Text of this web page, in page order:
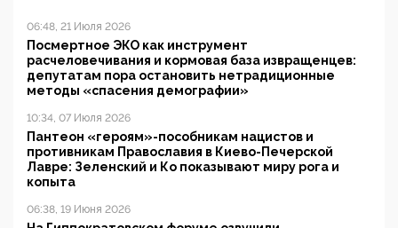
06:48, 21 Июля 2026
Посмертное ЭКО как инструмент
расчеловечивания и кормовая база извращенцев:
депутатам пора остановить нетрадиционные
методы «спасения демографии»
10:34, 07 Июля 2026
Пантеон «героям»-пособникам нацистов и
противникам Православия в Киево-Печерской
Лавре: Зеленский и Ко показывают миру рога и
копыта
06:38, 19 Июня 2026